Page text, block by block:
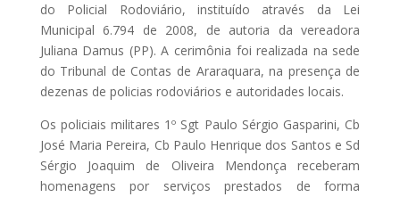
do Policial Rodoviário, instituído através da Lei
Municipal 6.794 de 2008, de autoria da vereadora
Juliana Damus (PP). A cerimônia foi realizada na sede
do Tribunal de Contas de Araraquara, na presença de
dezenas de policias rodoviários e autoridades locais.
Os policiais militares 1º Sgt Paulo Sérgio Gasparini, Cb
José Maria Pereira, Cb Paulo Henrique dos Santos e Sd
Sérgio Joaquim de Oliveira Mendonça receberam
homenagens por serviços prestados de forma